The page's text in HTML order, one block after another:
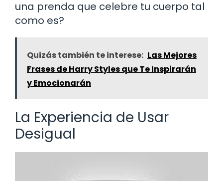
una prenda que celebre tu cuerpo tal
como es?
Quizás también te interese: Las Mejores
Frases de Harry Styles que Te Inspirarán
y Emocionarán
La Experiencia de Usar
Desigual